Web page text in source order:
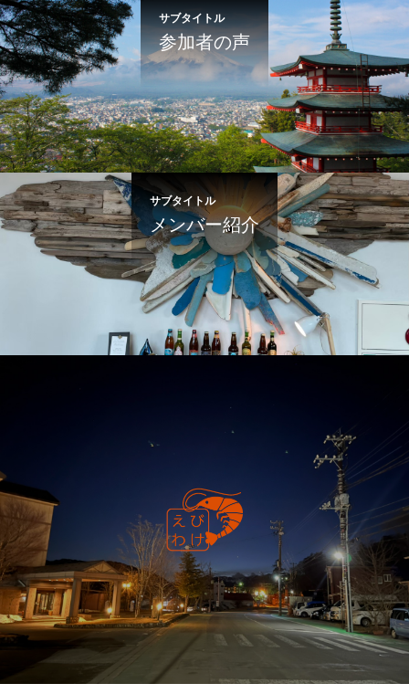
サブタイトル
参加者の声
サブタイトル
メンバー紹介